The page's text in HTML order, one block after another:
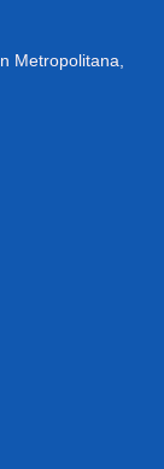
Metropolitana,